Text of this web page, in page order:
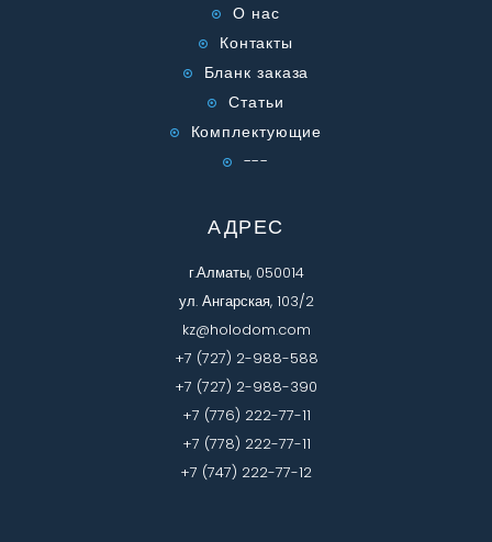
О нас
Контакты
Бланк заказа
Статьи
Комплектующие
---
АДРЕС
г.Алматы, 050014
ул. Ангарская, 103/2
kz@holodom.com
+7 (727) 2-988-588
+7 (727) 2-988-390
+7 (776) 222-77-11
+7 (778) 222-77-11
+7 (747) 222-77-12